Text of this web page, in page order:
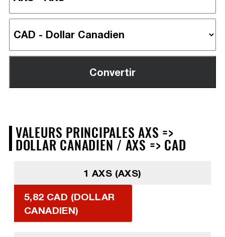
VALEURS PRINCIPALES AXS =>
DOLLAR CANADIEN / AXS => CAD
1 AXS (AXS)
5,82 CAD (DOLLAR
CANADIEN)